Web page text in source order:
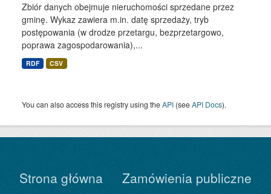
Zbiór danych obejmuje nieruchomości sprzedane przez
gminę. Wykaz zawiera m.in. datę sprzedaży, tryb
postępowania (w drodze przetargu, bezprzetargowo,
poprawa zagospodarowania),...
RDF CSV
You can also access this registry using theAPI (seeAPI Docs).
Strona główna Zamówienia publiczne